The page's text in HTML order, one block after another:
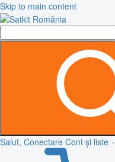
Skip to main content
Salut, Conectare Cont și liste